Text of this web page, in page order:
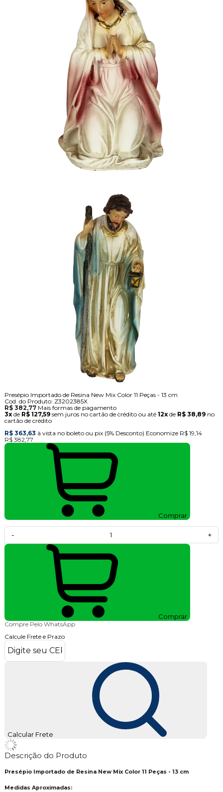
Presépio Importado de Resina New Mix Color 11 Peças - 13 cm
Cod. do Produto: Z3202385X
R$ 382,77 Mais formas de pagamento
3xde R$ 127,59 sem juros no cartão de crédito ou até 12xde R$ 38,89no
cartão de crédito
R$ 363,63 à vista no boleto ou pix (5% Desconto) Economize R$ 19,14
R$ 382,77
Comprar
- +
Comprar
Compre Pelo WhatsApp
Calcule Frete e Prazo
Calcular Frete
Descrição do Produto
Presépio Importado de Resina New Mix Color 11 Peças - 13 cm
Medidas Aproximadas: